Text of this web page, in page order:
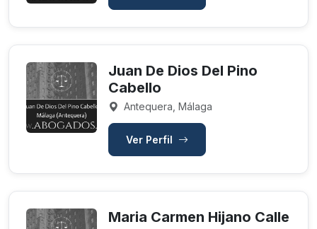
Juan De Dios Del Pino
Cabello
Antequera, Málaga
Ver Perfil
Maria Carmen Hijano Calle